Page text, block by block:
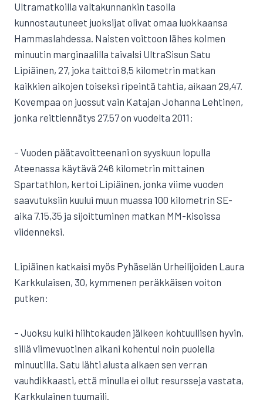
Ultramatkoilla valtakunnankin tasolla
kunnostautuneet juoksijat olivat omaa luokkaansa
Hammaslahdessa. Naisten voittoon lähes kolmen
minuutin marginaalilla taivalsi UltraSisun Satu
Lipiäinen, 27, joka taittoi 8,5 kilometrin matkan
kaikkien aikojen toiseksi ripeintä tahtia, aikaan 29,47.
Kovempaa on juossut vain Katajan Johanna Lehtinen,
jonka reittiennätys 27,57 on vuodelta 2011:
– Vuoden päätavoitteenani on syyskuun lopulla
Ateenassa käytävä 246 kilometrin mittainen
Spartathlon, kertoi Lipiäinen, jonka viime vuoden
saavutuksiin kuului muun muassa 100 kilometrin SE-
aika 7.15,35 ja sijoittuminen matkan MM-kisoissa
viidenneksi.
Lipiäinen katkaisi myös Pyhäselän Urheilijoiden Laura
Karkkulaisen, 30, kymmenen peräkkäisen voiton
putken:
– Juoksu kulki hiihtokauden jälkeen kohtuullisen hyvin,
sillä viimevuotinen aikani kohentui noin puolella
minuutilla. Satu lähti alusta alkaen sen verran
vauhdikkaasti, että minulla ei ollut resursseja vastata,
Karkkulainen tuumaili.